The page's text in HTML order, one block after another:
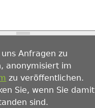
Anfragen zu
anonymisiert im
zu veröffentlichen.
Sie, wenn Sie damit
sind.